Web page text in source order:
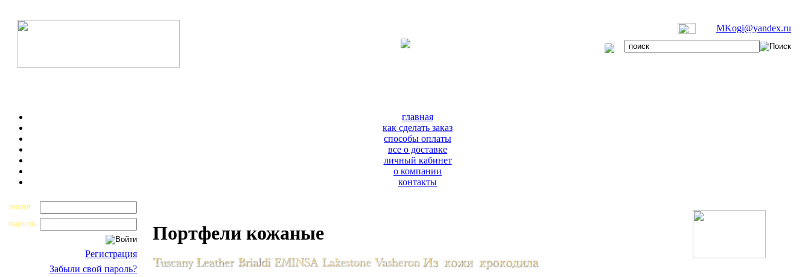
MKogi@yandex.ru
главная
как сделать заказ
способы оплаты
все о доставке
личный кабинет
о компании
контакты
логин
пароль
Регистрация
Забыли свой пароль?
Портфели кожаные